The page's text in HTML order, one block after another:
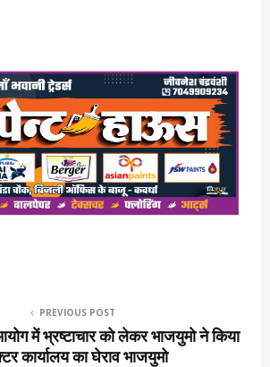
PREVIOUS POST
में भ्रष्टाचार को लेकर भाजयुमो ने किया
कार्यालय का घेराव भाजयुमो